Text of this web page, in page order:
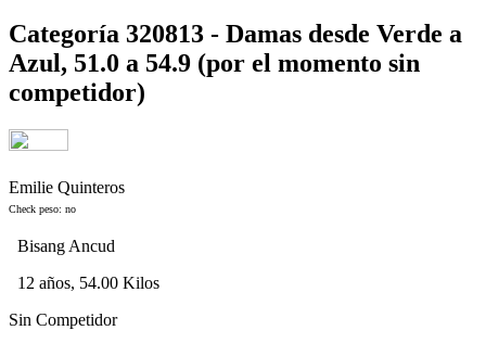
Categoría 320813 - Damas desde Verde a
Azul, 51.0 a 54.9 (por el momento sin
competidor)
Emilie Quinteros
Check peso: no
Bisang Ancud
12 años, 54.00 Kilos
Sin Competidor